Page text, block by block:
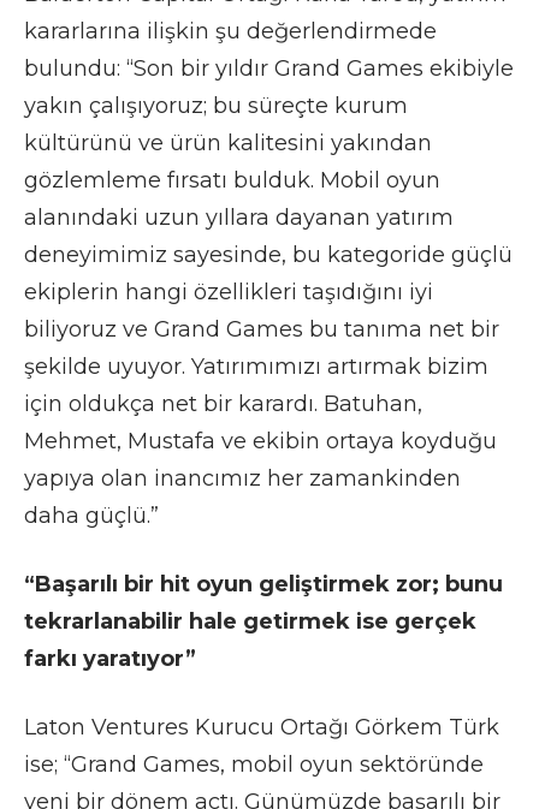
kararlarına ilişkin şu değerlendirmede
bulundu: “Son bir yıldır Grand Games ekibiyle
yakın çalışıyoruz; bu süreçte kurum
kültürünü ve ürün kalitesini yakından
gözlemleme fırsatı bulduk. Mobil oyun
alanındaki uzun yıllara dayanan yatırım
deneyimimiz sayesinde, bu kategoride güçlü
ekiplerin hangi özellikleri taşıdığını iyi
biliyoruz ve Grand Games bu tanıma net bir
şekilde uyuyor. Yatırımımızı artırmak bizim
için oldukça net bir karardı. Batuhan,
Mehmet, Mustafa ve ekibin ortaya koyduğu
yapıya olan inancımız her zamankinden
daha güçlü.”
“Başarılı bir hit oyun geliştirmek zor; bunu
tekrarlanabilir hale getirmek ise gerçek
farkı yaratıyor”
Laton Ventures Kurucu Ortağı Görkem Türk
ise; “Grand Games, mobil oyun sektöründe
yeni bir dönem açtı. Günümüzde başarılı bir